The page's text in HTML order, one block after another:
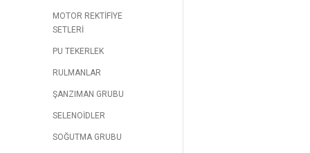
MOTOR REKTİFİYE
SETLERİ
PU TEKERLEK
RULMANLAR
ŞANZIMAN GRUBU
SELENOİDLER
SOĞUTMA GRUBU